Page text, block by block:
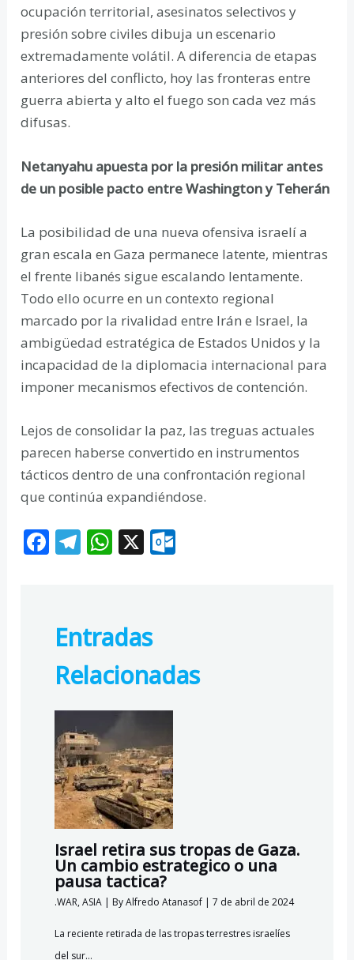
ocupación territorial, asesinatos selectivos y
presión sobre civiles dibuja un escenario
extremadamente volátil. A diferencia de etapas
anteriores del conflicto, hoy las fronteras entre
guerra abierta y alto el fuego son cada vez más
difusas.
Netanyahu apuesta por la presión militar antes
de un posible pacto entre Washington y Teherán
La posibilidad de una nueva ofensiva israelí a
gran escala en Gaza permanece latente, mientras
el frente libanés sigue escalando lentamente.
Todo ello ocurre en un contexto regional
marcado por la rivalidad entre Irán e Israel, la
ambigüedad estratégica de Estados Unidos y la
incapacidad de la diplomacia internacional para
imponer mecanismos efectivos de contención.
Lejos de consolidar la paz, las treguas actuales
parecen haberse convertido en instrumentos
tácticos dentro de una confrontación regional
que continúa expandiéndose.
F
o
o
k
T
a
m
W
s
A
p
p
X
c
o
Entradas
Relacionadas
Israel retira sus tropas de Gaza.
Un cambio estrategico o una
pausa tactica?
.WAR,ASIA| ByAlfredo Atanasof | 7 de abril de 2024
La reciente retirada de las tropas terrestres israelíes
del sur…